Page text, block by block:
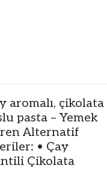
aromalı, çikolata
pasta – Yemek
Alternatif
• Çay
Çikolata